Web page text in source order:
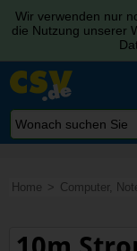
Wir verwenden nur
die Nutzung unserer
Home Computer,